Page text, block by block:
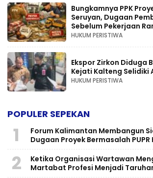
Bungkamnya PPK
Seruyan, Dugaan
Sebelum Pekerjaan
HUKUM PERISTIWA
Ekspor Zirkon Diduga
Kejati Kalteng Selidiki
HUKUM PERISTIWA
POPULER SEPEKAN
1
Forum Kalimantan Membangun
Dugaan Proyek Bermasalah
2
Ketika Organisasi Wartawan
Martabat Profesi Menjadi